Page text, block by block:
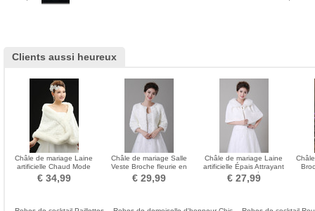
Clients aussi heureux
Châle de mariage Laine
artificielle Chaud Mode
Mariage Hiver
€ 34,99
Châle de mariage Salle
Veste Broche fleurie en
cristal Informel
€ 29,99
Châle de mariage Laine
artificielle Épais Attrayant
Petits carrés
€ 27,99